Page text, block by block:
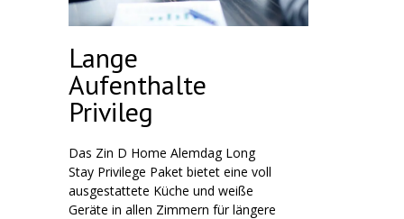
Lange
Aufenthalte
Privileg
Das Zin D Home Alemdag Long
Stay Privilege Paket bietet eine voll
ausgestattete Küche und weiße
Geräte in allen Zimmern für längere